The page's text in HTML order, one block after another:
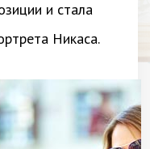
и стала
Никаса.